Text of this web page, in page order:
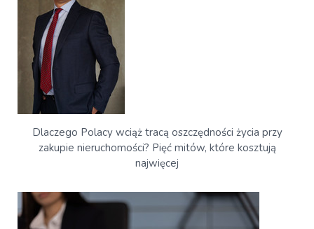
Dlaczego Polacy wciąż tracą oszczędności życia przy
zakupie nieruchomości? Pięć mitów, które kosztują
najwięcej